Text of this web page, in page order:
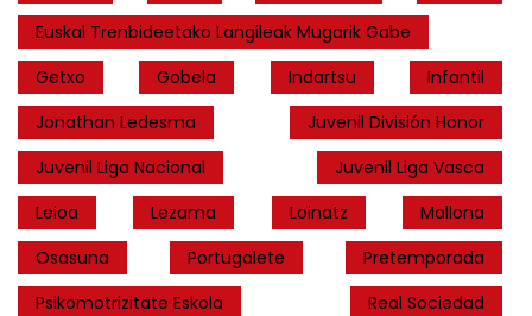
Euskal Trenbideetako Langileak Mugarik Gabe
Getxo
Gobela Indartsu
Infantil
Jonathan Ledesma
Juvenil División Honor
Juvenil Liga Nacional
Juvenil Liga Vasca
Leioa
Lezama Loinatz
Mallona
Osasuna
Portugalete
Pretemporada
Psikomotrizitate Eskola
Real Sociedad